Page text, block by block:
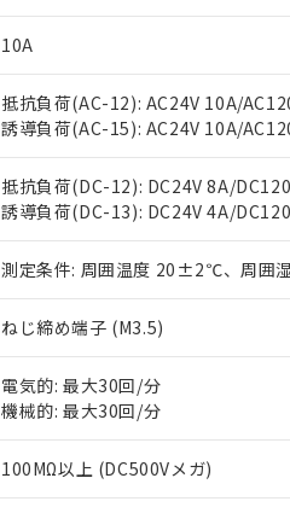
10A
抵抗負荷(AC-12): AC24V 10A/
誘導負荷(AC-15): AC24V 10A/
抵抗負荷(DC-12): DC24V 8A/
誘導負荷(DC-13): DC24V 4A/
測定条件: 周囲温度 20±2℃、周囲
ねじ締め端子 (M3.5)
電気的: 最大30回/分
機械的: 最大30回/分
100MΩ以上 (DC500Vメガ)
ご利用条件
以下の条件をお読みいただき、
本サービスは、当社制御機
くものです。
当社制御機器事業取扱商
在庫状況および標準価格
い。
正式な納期状況および標準
当社販売員にご相談くださ
オムロン制御機器販売店
在庫状況および標準価格結
す。
ている必要があります。
お客様が当ウェブサイト上
非該当品：ライセンス料など無
仕入先様の事情により、非含有
があります。
*EU RoHS指令（10物質）：
六価クロム(Cr(Ⅵ)) 1000ppm以下、ポリ
フタル酸ビス(2-エチルヘキシル)
ル（DBP） 1000ppm以下、フタル酸ジ
但し、RoHS指令で産業用監視および制
フタル酸エステル類の４物質については
※2 対応予定月
部品在庫の切り替え状況などに
※3 非含有証明書ダウンロー
※1 中国RoHS○×表
「○」：最大均質材料含有率が
「×」：最大均質材料含有率が
*中国RoHS10物質の基準値 (GB/T26572)
Pb(鉛) :1000ppm、 Hg(水銀) : 1000ppm
Cr(Ⅵ)(六価クロム) : 1000ppm、 PBBs(
DBP(フタル酸ジブチル) : 1000ppm、
DEHP(フタル酸ビス(2-エチルヘキシル)) :
※2 環境保護使用期限
「ｅ」：有害物質（10物質）の
「10」：通常の使用状況下にお
味します。
当社は、これら貴社製品の
う）を輸出または国外への
などの必要な手続きをとり
ます。
当社は貴社製品を、核兵器
当社は、貴社製品を第三者
また当社は、販売先および
たしません。
記
号
説明
○ 一定数以上の在庫あり
△ 一定数には満たないが
－
在庫なし(最新の在庫
機器販売店・当社販売
空
白
受注生産機種、また在